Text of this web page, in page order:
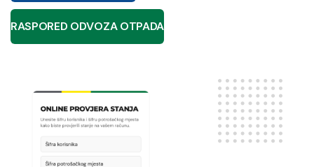
RASPORED ODVOZA OTPADA